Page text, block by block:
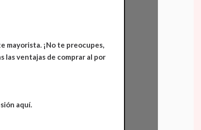
mayorista. ¡No te preocupes,
las ventajas de comprar al por
aquí.